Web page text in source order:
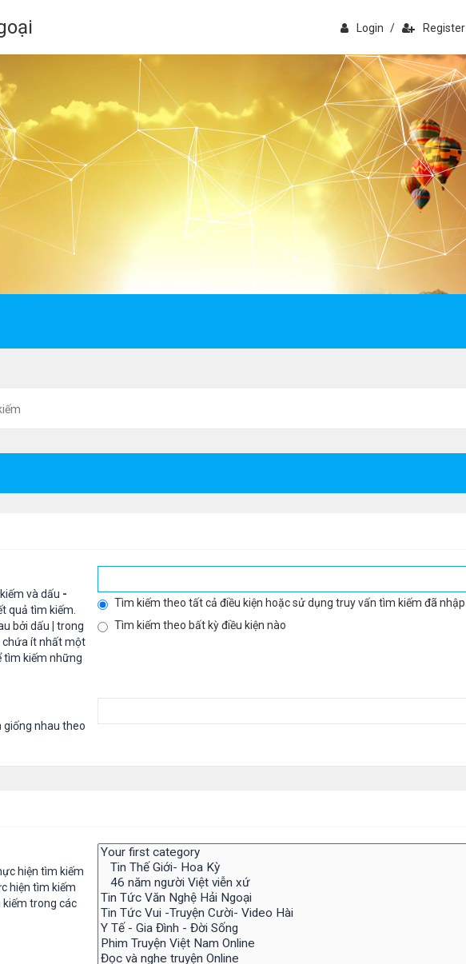
Login / Register
và dấu -
quả tìm kiếm.
bởi dấu
trong
chứa ít nhất một
tìm kiếm những
Tìm kiếm theo tất cả điều kiện hoặc sử dụng truy vấn tìm kiếm đã nhập
Tìm kiếm theo bất kỳ điều kiện nào
nhau theo
hiện tìm kiếm
hiện tìm kiếm
kiếm trong các